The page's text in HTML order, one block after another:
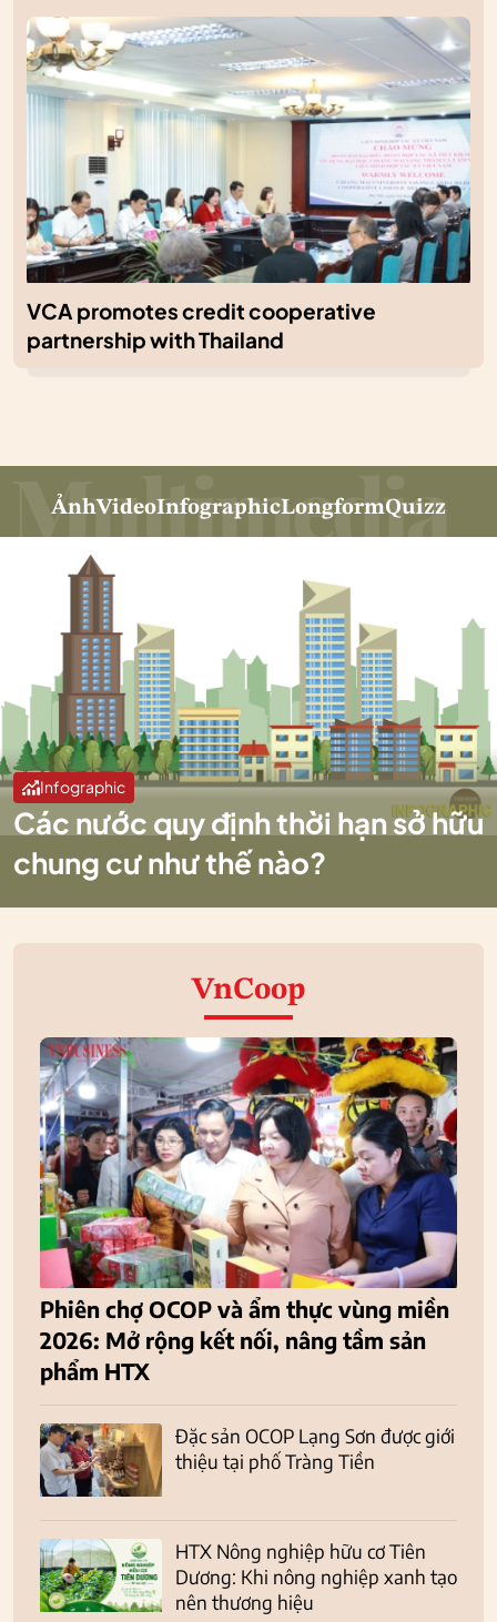
VCA promotes credit cooperative
partnership with Thailand
ẢnhVideoInfographicLongformQuizz
Infographic
Các nước quy định thời hạn sở hữu
chung cư như thế nào?
VnCoop
Phiên chợ OCOP và ẩm thực vùng miền
2026: Mở rộng kết nối, nâng tầm sản
phẩm HTX
Đặc sản OCOP Lạng Sơn được giới
thiệu tại phố Tràng Tiền
HTX Nông nghiệp hữu cơ Tiên
Dương: Khi nông nghiệp xanh tạo
nên thương hiệu